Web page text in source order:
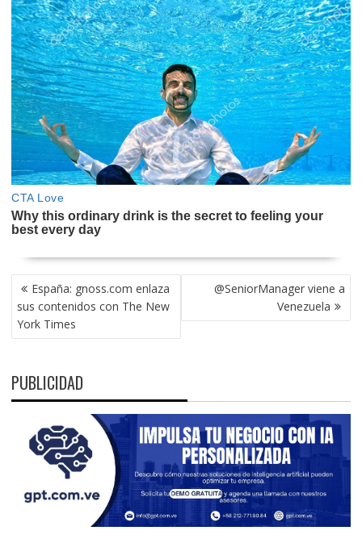
NAVEGACIÓN
DE
ENTRADAS
España: gnoss.com enlaza
sus contenidos con The New
York Times
@SeniorManager viene a
Venezuela
PUBLICIDAD